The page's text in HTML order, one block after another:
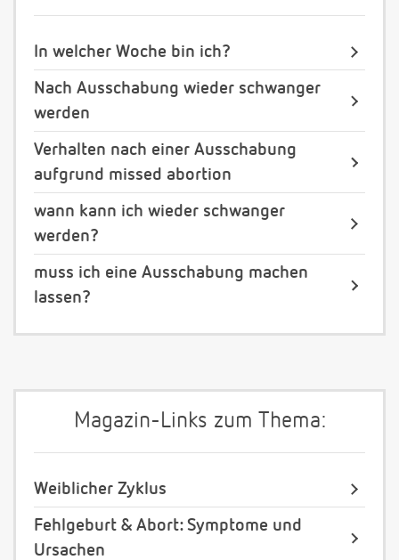
In welcher Woche bin ich?
Nach Ausschabung wieder schwanger
werden
Verhalten nach einer Ausschabung
aufgrund missed abortion
wann kann ich wieder schwanger
werden?
muss ich eine Ausschabung machen
lassen?
Magazin-Links zum Thema:
Weiblicher Zyklus
Fehlgeburt & Abort: Symptome und
Ursachen